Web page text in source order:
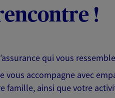
!
qui vous
vous accompagne avec
famille, ainsi que votre